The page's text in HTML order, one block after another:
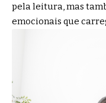
pela leitura, mas
emocionais que